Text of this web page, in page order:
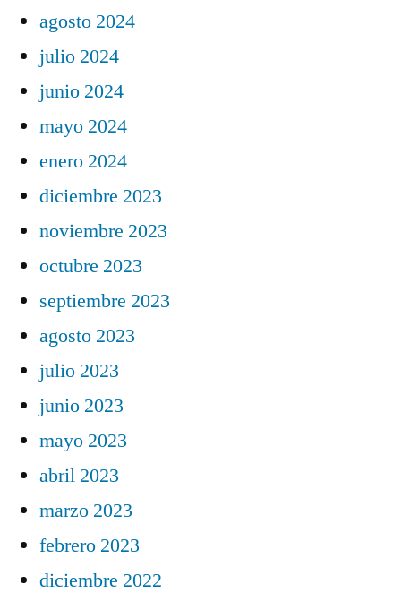
agosto 2024
julio 2024
junio 2024
mayo 2024
enero 2024
diciembre 2023
noviembre 2023
octubre 2023
septiembre 2023
agosto 2023
julio 2023
junio 2023
mayo 2023
abril 2023
marzo 2023
febrero 2023
diciembre 2022